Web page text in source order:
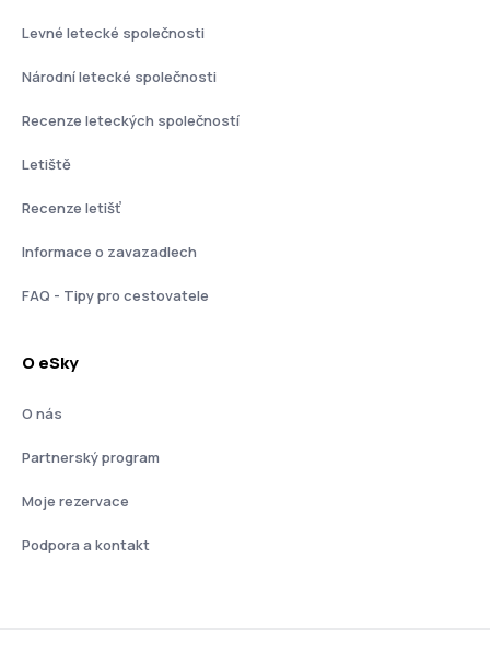
Levné letecké společnosti
Národní letecké společnosti
Recenze leteckých společností
Letiště
Recenze letišť
Informace o zavazadlech
FAQ - Tipy pro cestovatele
O eSky
O nás
Partnerský program
Moje rezervace
Podpora a kontakt